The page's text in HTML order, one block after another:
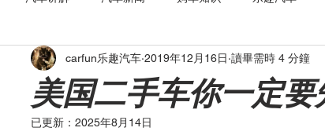
美国二手车你一定
carfun乐趣汽车 2019年12月16日 讀畢需時 4 分鐘
已更新： 2025年8月14日